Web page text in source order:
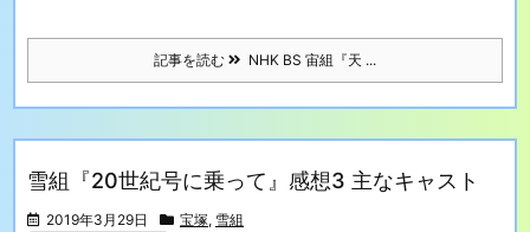
記事を読む NHK BS 宙組『天 ...
雪組『20世紀号に乗って』感想3 主なキャスト
2019年3月29日 宝塚, 雪組